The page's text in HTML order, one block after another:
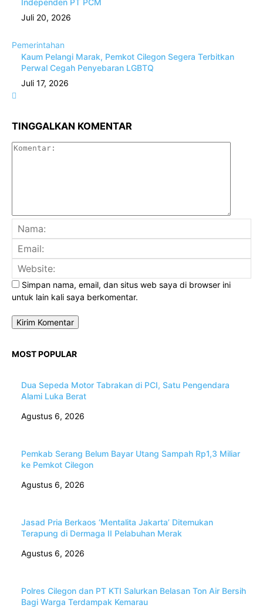
Independen PT PCM
Juli 20, 2026
Pemerintahan
Kaum Pelangi Marak, Pemkot Cilegon Segera Terbitkan
Perwal Cegah Penyebaran LGBTQ
Juli 17, 2026
TINGGALKAN KOMENTAR
Simpan nama, email, dan situs web saya di browser ini
untuk lain kali saya berkomentar.
MOST POPULAR
Dua Sepeda Motor Tabrakan di PCI, Satu Pengendara
Alami Luka Berat
Agustus 6, 2026
Pemkab Serang Belum Bayar Utang Sampah Rp1,3 Miliar
ke Pemkot Cilegon
Agustus 6, 2026
Jasad Pria Berkaos ‘Mentalita Jakarta’ Ditemukan
Terapung di Dermaga II Pelabuhan Merak
Agustus 6, 2026
Polres Cilegon dan PT KTI Salurkan Belasan Ton Air Bersih
Bagi Warga Terdampak Kemarau